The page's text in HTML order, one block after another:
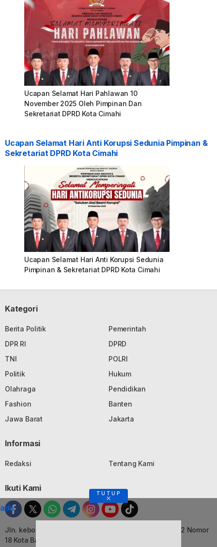
Ucapan Selamat Hari Pahlawan 10
November 2025 Oleh Pimpinan Dan
Sekretariat DPRD Kota Cimahi
Ucapan Selamat Hari Anti Korupsi Sedunia Pimpinan &
Sekretariat DPRD Kota Cimahi
Ucapan Selamat Hari Anti Korupsi Sedunia
Pimpinan & Sekretariat DPRD Kota Cimahi
Kategori
Berita Politik
Pemerintah
DPR RI
DPRD
TNI
POLRI
Politik
Hukum
Olahraga
Pendidikan
Fashion
Banten
Jawa Barat
Jakarta
Informasi
Redaksi Tentang Kami
Ikuti Kami
Jln. kebon Jati, Komplek Ruko Luxor Permai Kavling 22 Nomor
18 Kota Bandung, Jawa Barat
TUTUP
ads